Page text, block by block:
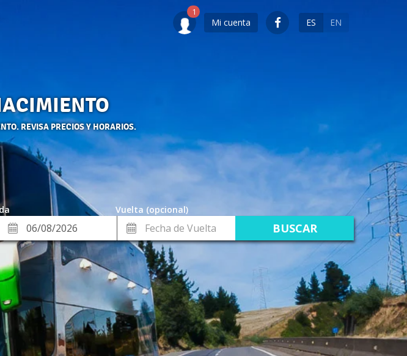
Mi cuenta ES EN
REVISA PRECIOS Y HORARIOS.
Vuelta (opcional)
Ida
Fecha
de
Vuelta